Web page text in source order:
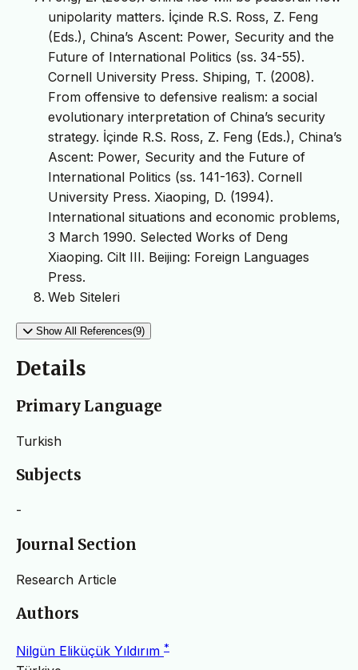
unipolarity matters. İçinde R.S. Ross, Z. Feng
(Eds.), China’s Ascent: Power, Security and the
Future of International Politics (ss. 34-55).
Cornell University Press. Shiping, T. (2008).
From offensive to defensive realism: a social
evolutionary interpretation of China’s security
strategy. İçinde R.S. Ross, Z. Feng (Eds.), China’s
Ascent: Power, Security and the Future of
International Politics (ss. 141-163). Cornell
University Press. Xiaoping, D. (1994).
International situations and economic problems,
3 March 1990. Selected Works of Deng
Xiaoping. Cilt III. Beijing: Foreign Languages
Press.
Web Siteleri
Show All References(9)
Details
Primary Language
Turkish
Subjects
-
Journal Section
Research Article
Authors
Nilgün Eliküçük Yıldırım *